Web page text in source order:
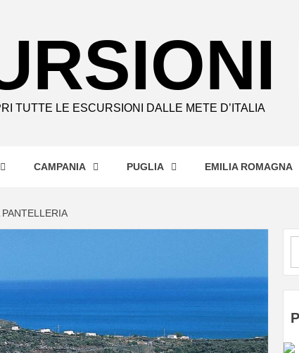
TUTTE LE ESCURSIONI DALLE METE D’ITALIA
CAMPANIA PUGLIA EMILIA ROMAGNA